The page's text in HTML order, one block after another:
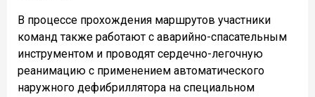
В процессе прохождения маршрутов участники
команд также работают с аварийно-спасательным
инструментом и проводят сердечно-легочную
реанимацию с применением автоматического
наружного дефибриллятора на специальном